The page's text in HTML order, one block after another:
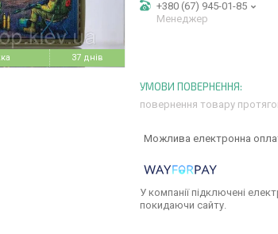
37 днів
+380 (67) 945-01-85
Менеджер
повернення товару
У компанії підключені
покидаючи сайту.